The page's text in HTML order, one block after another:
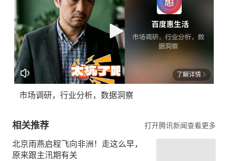
了解详情
市场调研，行业分析，数据洞察
相关推荐 打开腾讯新闻查看更多
北京雨燕启程飞向非洲！走这么早，
原来跟主汛期有关